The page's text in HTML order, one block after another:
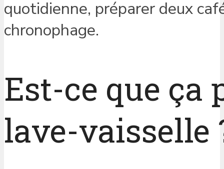
quotidienne, préparer deux
chronophage.
Est-ce que ça
lave-vaisselle